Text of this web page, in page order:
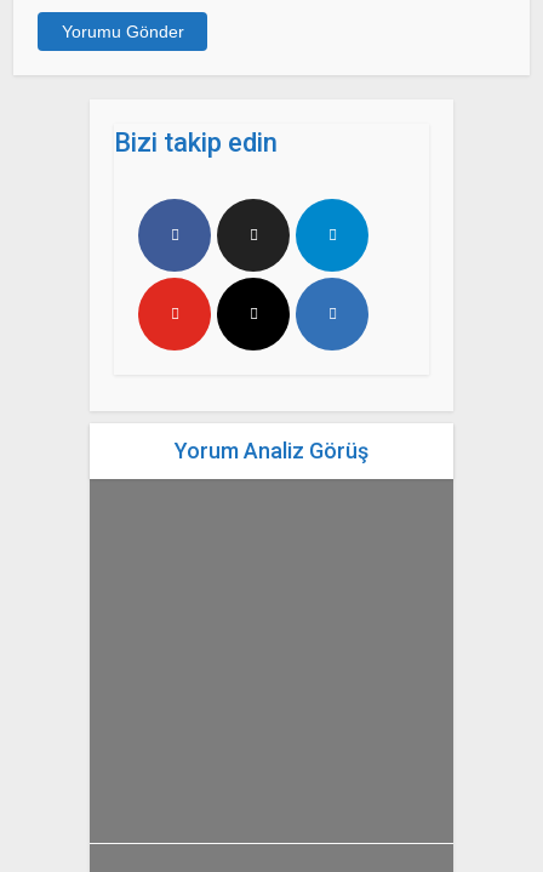
Bizi takip edin
Yorum Analiz Görüş